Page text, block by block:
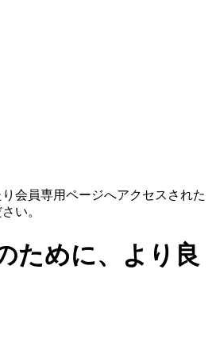
会員専用ページへアクセスされた
い。
ために、より良